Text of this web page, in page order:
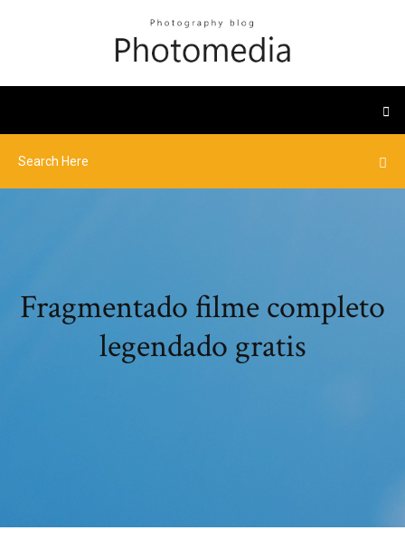
Fragmentado filme completo
legendado gratis